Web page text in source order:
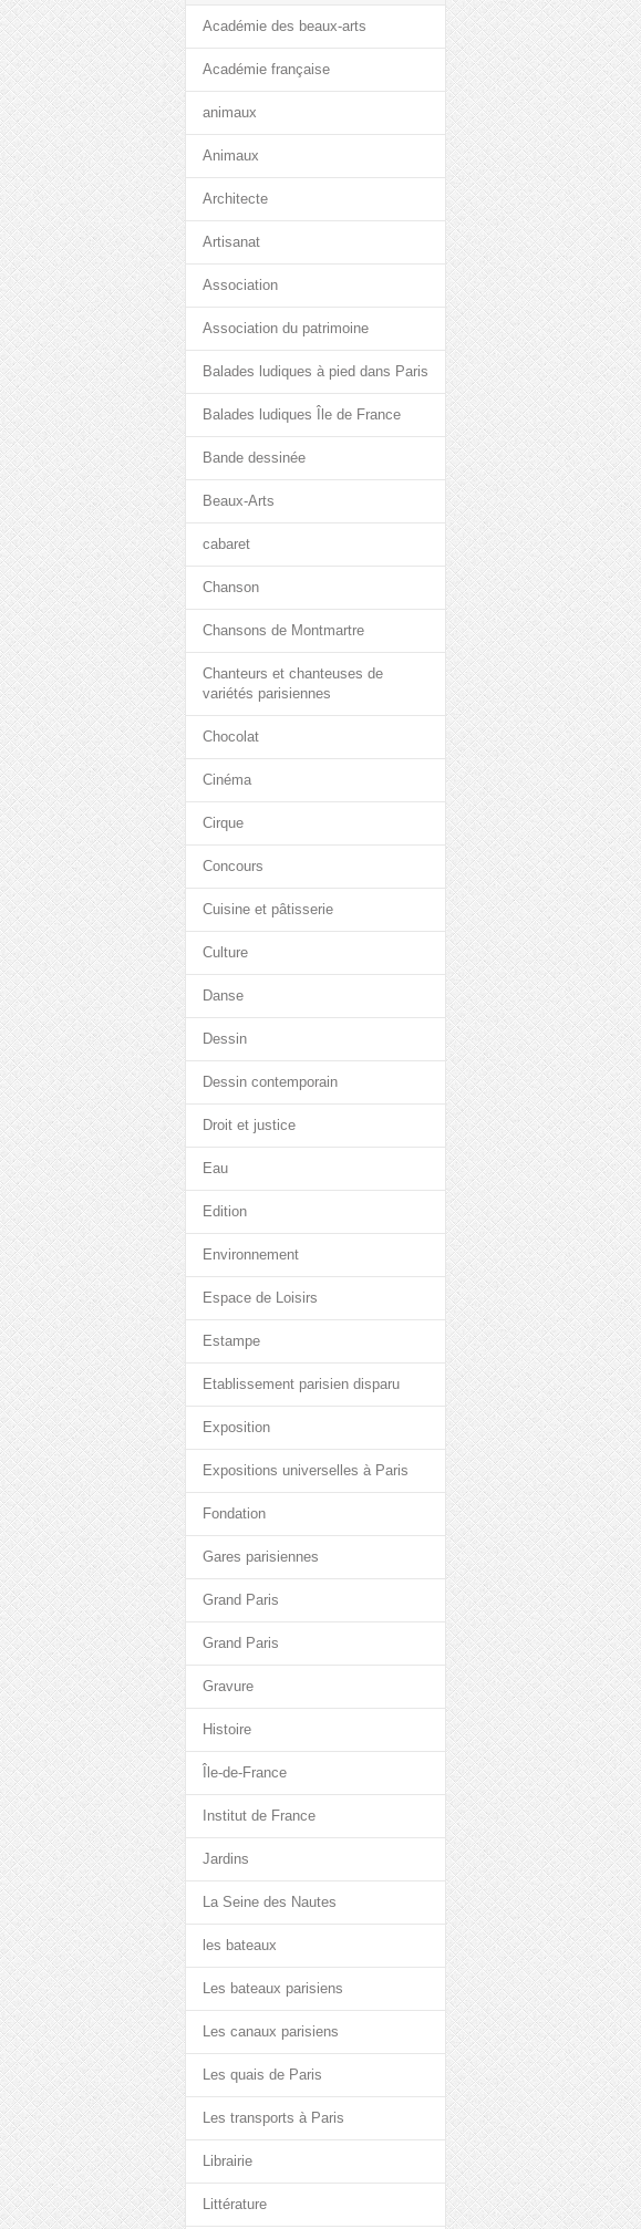
Académie des beaux-arts
Académie française
animaux
Animaux
Architecte
Artisanat
Association
Association du patrimoine
Balades ludiques à pied dans Paris
Balades ludiques Île de France
Bande dessinée
Beaux-Arts
cabaret
Chanson
Chansons de Montmartre
Chanteurs et chanteuses de
variétés parisiennes
Chocolat
Cinéma
Cirque
Concours
Cuisine et pâtisserie
Culture
Danse
Dessin
Dessin contemporain
Droit et justice
Eau
Edition
Environnement
Espace de Loisirs
Estampe
Etablissement parisien disparu
Exposition
Expositions universelles à Paris
Fondation
Gares parisiennes
Grand Paris
Grand Paris
Gravure
Histoire
Île-de-France
Institut de France
Jardins
La Seine des Nautes
les bateaux
Les bateaux parisiens
Les canaux parisiens
Les quais de Paris
Les transports à Paris
Librairie
Littérature